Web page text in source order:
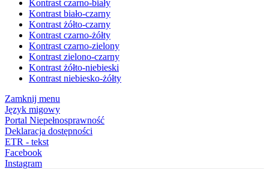
Kontrast czarno-biały
Kontrast biało-czarny
Kontrast żółto-czarny
Kontrast czarno-żółty
Kontrast czarno-zielony
Kontrast zielono-czarny
Kontrast żółto-niebieski
Kontrast niebiesko-żółty
Zamknij menu
Język migowy
Portal Niepełnosprawność
Deklaracja dostępności
ETR - tekst
Facebook
Instagram